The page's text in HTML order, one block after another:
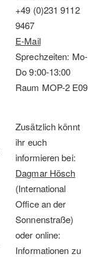
+49 (0)231 9112
9467
E-Mail
Sprechzeiten: Mo-
Do 9:00-13:00
Raum MOP-2 E09
Zusätzlich könnt
ihr euch
informieren bei:
Dagmar Hösch
(International
Office an der
Sonnenstraße)
oder online:
Informationen zu